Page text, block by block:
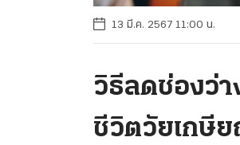
13 มี.ค. 2567 11:00 น.
วิธีลดช่องว่า
ชีวิตวัยเกษี